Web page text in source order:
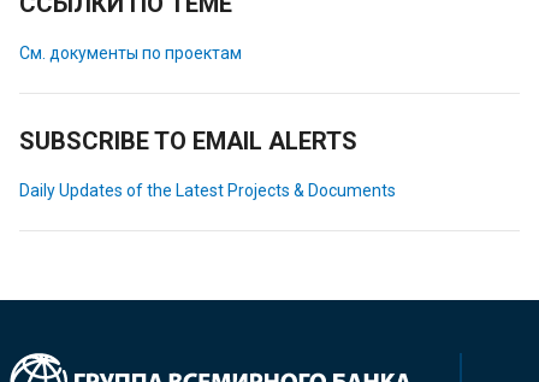
См. документы по проектам
SUBSCRIBE TO EMAIL ALERTS
Daily Updates of the Latest Projects & Documents